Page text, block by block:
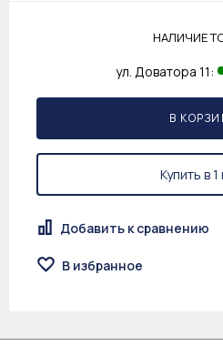
НАЛИЧИЕ
ул. Доватора 11:
В
Купить в 1
Добавить к сравнению
В избранное